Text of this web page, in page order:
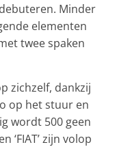
Minder
elementen
twee spaken
zichzelf, dankzij
op het stuur en
wordt 500 geen
‘FIAT’ zijn volop